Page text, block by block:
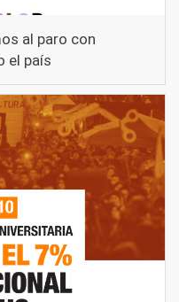
al paro con
el país